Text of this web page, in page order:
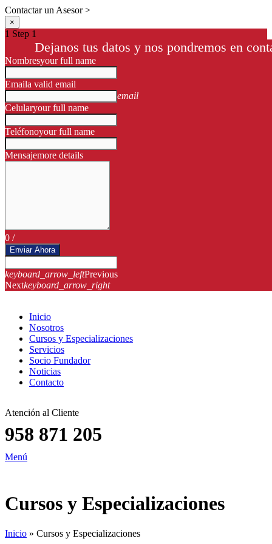
Contactar un Asesor >
×
1 Step 1
Dejanos tus datos y nos pondremos en
Nombresyour full name
Emaila valid email
email
Celularyour full name
Teléfonoyour full name
Mensajemore details
0 /
Enviar Ahora
keyboard_arrow_leftPrevious
Nextkeyboard_arrow_right
Inicio
Nosotros
Cursos y Especializaciones
Servicios
Socio Fundador
Noticias
Contacto
Atención al Cliente
958 871 205
Menú
Cursos y Especializaciones
Inicio » Cursos y Especializaciones